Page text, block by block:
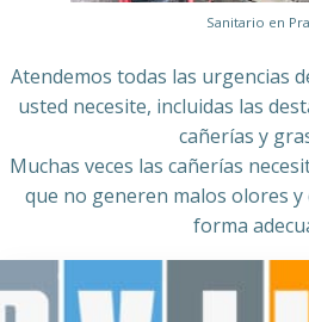
Sanitario en
Atendemos todas las urgencias
usted necesite, incluidas las
cañerías y
Muchas veces las cañerías
que no generen malos olores y
forma